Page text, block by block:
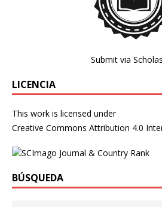
Submit via
LICENCIA
This work is licensed under
Creative Commons Attribution 4.0
BÚSQUEDA